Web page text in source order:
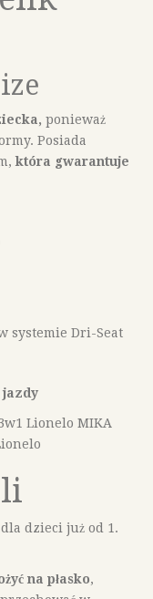
ponieważ
Posiada
która gwarantuje
systemie Dri-Seat
jazdy
dzieci już od 1.
na płasko,